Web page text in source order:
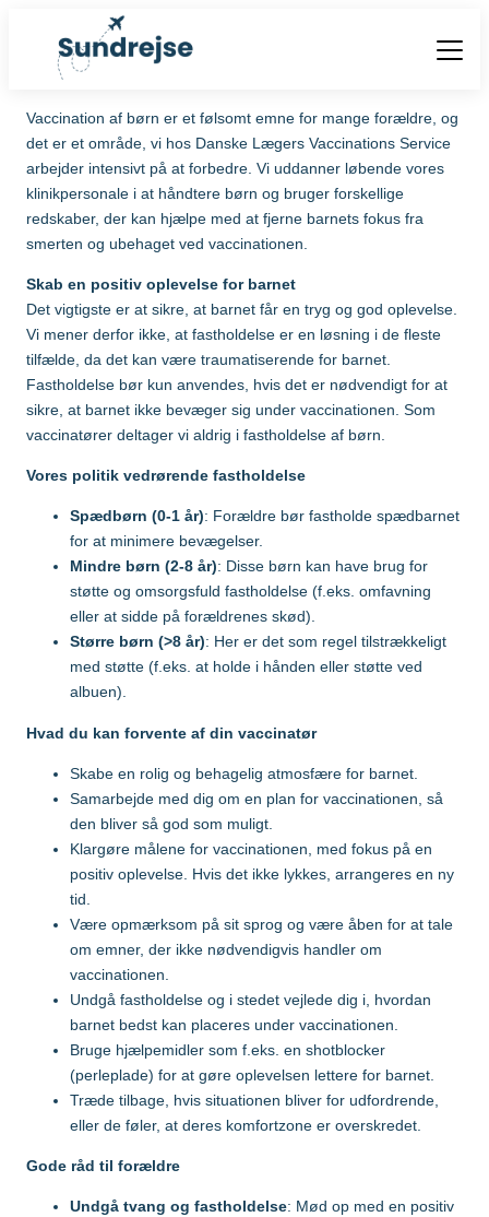
Vacciner
Centraleuropæisk
Hjernebetændelse
(TBE)
Helvedesild (Zoster)
Hepatitis A
Hepatitis A+B
Hepatitis A+B, barn –
Ambirix
Hepatitis B
HPV
Hundegalskab –
Rabies
Influenza
Japansk
hjernebetændelse
Kighoste (difteri-
stivkrampe-kighoste)
Kolera
Meningokokker
(Imvanex)
Pneumokokker
Polio
Pox)
Stivkrampe (Difteri-
Stivkrampe)
Tyfus
Gravide og børn
Destinationer
Find over 240 destinationer!
Populære destinationer
Brasilien
Cambodja
Egypten
Ghana
Indonesien
Japan
Malaysia
Mozambique
Viden
Priser
Kontakt
Book vaccination
Vaccination af børn er et følsomt emne for mange forældre, og
det er et område, vi hos Danske Lægers Vaccinations Service
arbejder intensivt på at forbedre. Vi uddanner løbende vores
klinikpersonale i at håndtere børn og bruger forskellige
redskaber, der kan hjælpe med at fjerne barnets fokus fra
smerten og ubehaget ved vaccinationen.
Skab en positiv oplevelse for barnet
Det vigtigste er at sikre, at barnet får en tryg og god oplevelse.
Vi mener derfor ikke, at fastholdelse er en løsning i de fleste
tilfælde, da det kan være traumatiserende for barnet.
Fastholdelse bør kun anvendes, hvis det er nødvendigt for at
sikre, at barnet ikke bevæger sig under vaccinationen. Som
vaccinatører deltager vi aldrig i fastholdelse af børn.
Vores politik vedrørende fastholdelse
Spædbørn (0-1 år): Forældre bør fastholde spædbarnet
for at minimere bevægelser.
Mindre børn (2-8 år): Disse børn kan have brug for
støtte og omsorgsfuld fastholdelse (f.eks. omfavning
eller at sidde på forældrenes skød).
Større børn (>8 år): Her er det som regel tilstrækkeligt
med støtte (f.eks. at holde i hånden eller støtte ved
albuen).
Hvad du kan forvente af din vaccinatør
Skabe en rolig og behagelig atmosfære for barnet.
Samarbejde med dig om en plan for vaccinationen, så
den bliver så god som muligt.
Klargøre målene for vaccinationen, med fokus på en
positiv oplevelse. Hvis det ikke lykkes, arrangeres en ny
tid.
Være opmærksom på sit sprog og være åben for at tale
om emner, der ikke nødvendigvis handler om
vaccinationen.
Undgå fastholdelse og i stedet vejlede dig i, hvordan
barnet bedst kan placeres under vaccinationen.
Bruge hjælpemidler som f.eks. en shotblocker
(perleplade) for at gøre oplevelsen lettere for barnet.
Træde tilbage, hvis situationen bliver for udfordrende,
eller de føler, at deres komfortzone er overskredet.
Gode råd til forældre
Undgå tvang og fastholdelse: Mød op med en positiv